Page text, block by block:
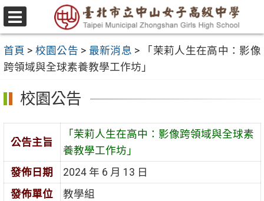
跳
至
要
內
容
區
選
單
首頁 > 校園公告 > 最新消息 >
「茉莉人生在高中：影像
跨領域與全球素養教學工作坊」
校園公告
公告主旨
「茉莉人生在高中：影像跨領域與全球素
養教學工作坊」
發佈日期
2024 年 6 月 13 日
發佈單位
教學組